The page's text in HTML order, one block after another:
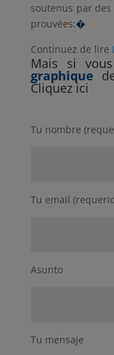
soutenus par
prouvées:�
Continuez de lire
Mais si
graphique
Cliquez ici
Tu nombre
Tu email
Asunto
Tu mensaje